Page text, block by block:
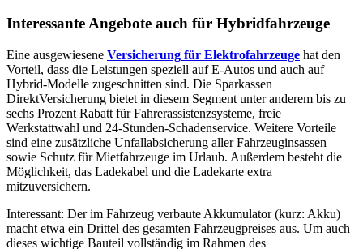
Interessante Angebote auch für Hybridfahrzeuge
Eine ausgewiesene Versicherung für Elektrofahrzeuge hat den
Vorteil, dass die Leistungen speziell auf E-Autos und auch auf
Hybrid-Modelle zugeschnitten sind. Die Sparkassen
DirektVersicherung bietet in diesem Segment unter anderem bis zu
sechs Prozent Rabatt für Fahrerassistenzsysteme, freie
Werkstattwahl und 24-Stunden-Schadenservice. Weitere Vorteile
sind eine zusätzliche Unfallabsicherung aller Fahrzeuginsassen
sowie Schutz für Mietfahrzeuge im Urlaub. Außerdem besteht die
Möglichkeit, das Ladekabel und die Ladekarte extra
mitzuversichern.
Interessant: Der im Fahrzeug verbaute Akkumulator (kurz: Akku)
macht etwa ein Drittel des gesamten Fahrzeugpreises aus. Um auch
dieses wichtige Bauteil vollständig im Rahmen des